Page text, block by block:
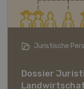
Bio-Artikel